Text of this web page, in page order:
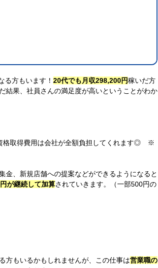
る方もいます！ 20代でも月収298,200円稼いだ方
結果、社員さんの満足度が高いということがわか
格取得費用は会社が全額負担してくれます◎ ※
金、新規店舗への提案などができるようになると
が継続して加算されていきます。（一部500円の
方もいるかもしれませんが、この仕事は営業職の